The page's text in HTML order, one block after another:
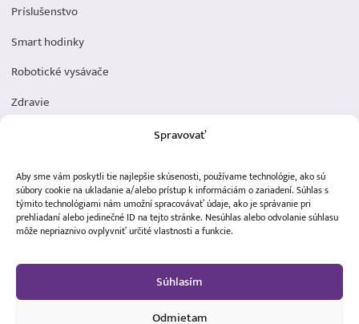
Spravovať
Aby sme vám poskytli tie najlepšie skúsenosti, používame technológie, ako sú
súbory cookie na ukladanie a/alebo prístup k informáciám o zariadení. Súhlas s
týmito technológiami nám umožní spracovávať údaje, ako je správanie pri
prehliadaní alebo jedinečné ID na tejto stránke. Nesúhlas alebo odvolanie súhlasu
môže nepriaznivo ovplyvniť určité vlastnosti a funkcie.
Súhlasím
Odmietam
Príslušenstvo
Smart hodinky
Robotické vysávače
Zdravie
Dôležité odkazy
Obchodné podmienky